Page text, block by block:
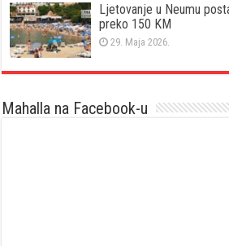
Ljetovanje u Neumu
preko 150 KM
29. Maja 2026.
Mahalla na Facebook-u